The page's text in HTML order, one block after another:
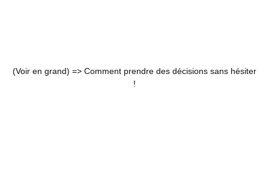
(Voir en grand) => Comment prendre des décisions sans hésiter
!